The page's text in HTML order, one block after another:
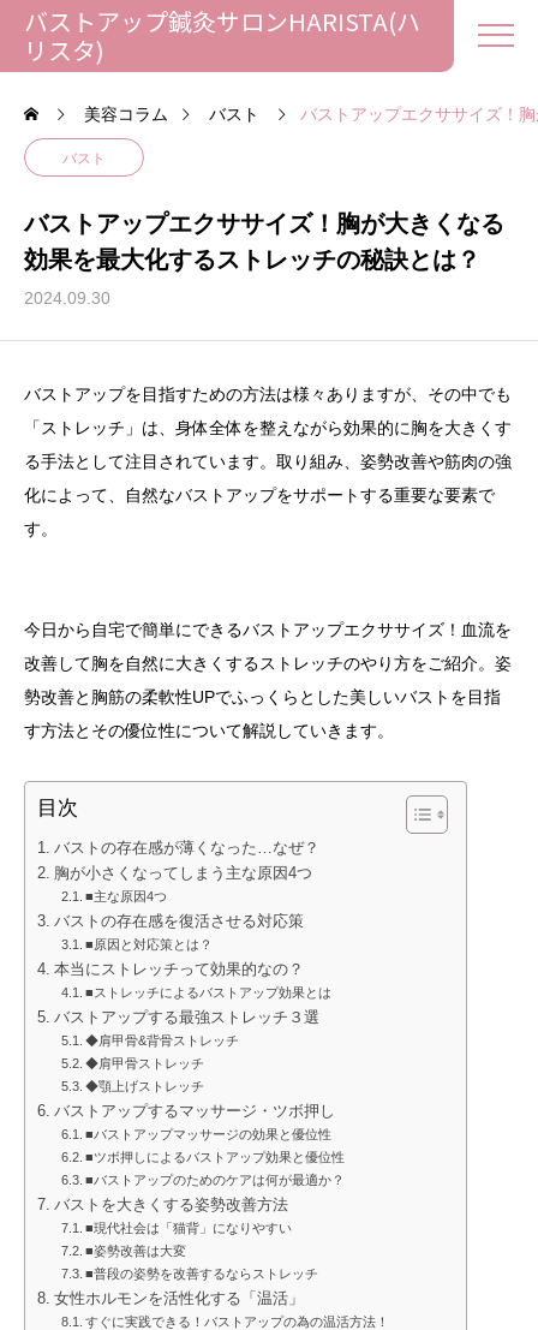
バストアップ鍼灸サロンHARISTA(ハ
リスタ)
美容コラム バスト バストアップエクササイズ！
バスト
バストアップエクササイズ！胸が大きくなる
効果を最大化するストレッチの秘訣とは？
2024.09.30
バストアップを目指すための方法は様々ありますが、その中でも
「ストレッチ」は、身体全体を整えながら効果的に胸を大きくす
る手法として注目されています。取り組み、姿勢改善や筋肉の強
化によって、自然なバストアップをサポートする重要な要素で
す。
今日から自宅で簡単にできるバストアップエクササイズ！血流を
改善して胸を自然に大きくするストレッチのやり方をご紹介。姿
勢改善と胸筋の柔軟性UPでふっくらとした美しいバストを目指
す方法とその優位性について解説していきます。
目次
バストの存在感が薄くなった…なぜ？
胸が小さくなってしまう主な原因4つ
■主な原因4つ
バストの存在感を復活させる対応策
■原因と対応策とは？
本当にストレッチって効果的なの？
■ストレッチによるバストアップ効果とは
バストアップする最強ストレッチ３選
◆肩甲骨&背骨ストレッチ
◆肩甲骨ストレッチ
◆顎上げストレッチ
バストアップするマッサージ・ツボ押し
■バストアップマッサージの効果と優位性
■ツボ押しによるバストアップ効果と優位性
■バストアップのためのケアは何が最適か？
バストを大きくする姿勢改善方法
■現代社会は「猫背」になりやすい
■姿勢改善は大変
■普段の姿勢を改善するならストレッチ
女性ホルモンを活性化する「温活」
すぐに実践できる！バストアップの為の温活方法！